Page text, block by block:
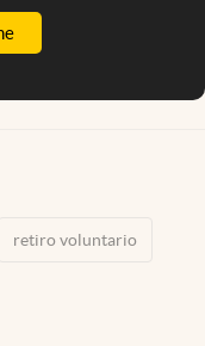
retiro voluntario